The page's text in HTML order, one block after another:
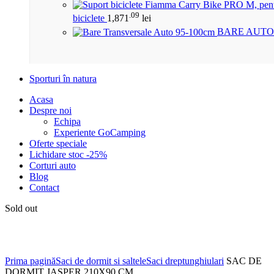
biciclete 1,871 .09 lei
BARE
Sporturi în natura
Acasa
Despre noi
Echipa
Experiente GoCamping
Oferte speciale
Lichidare stoc -25%
Corturi auto
Blog
Contact
Sold out
Prima paginăSaci de dormit si salteleSaci dreptunghiulari SAC DE
DORMIT JASPER 210X90 CM